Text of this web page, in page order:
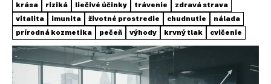
krása
riziká liečivé účinky trávenie
zdravá strava
vitalita
imunita životné prostredie chudnutie
nálada
prírodná kozmetika
pečeň výhody krvný tlak cvičenie